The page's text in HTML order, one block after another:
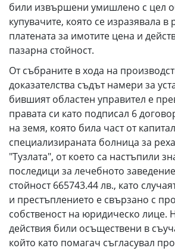
били извършени умишлено с цел
купувачите, която се изразявала в
платената за имотите цена и
пазарна стойност.
От събраните в хода на
доказателства съдът намери за
бившият областен управител е
правата си като подписал 6
на земя, която била част от
специализираната болница за
"Тузлата", от което са настъпили
последици за лечебното
стойност 665743.44 лв., като
и престъплението е свързано с
собственост на юридическо лице.
действия били осъществени в
който като помагач съгласувал